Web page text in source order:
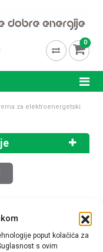
poput kolačića za
s ovim
0
za elektroenergetski
vašem